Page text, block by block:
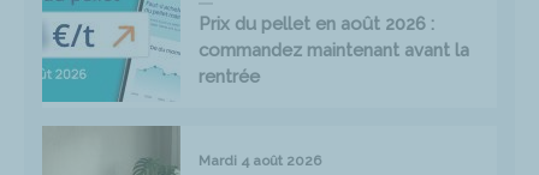
Prix du pellet en août 2026 :
commandez maintenant avant la
rentrée
Mardi 4 août 2026